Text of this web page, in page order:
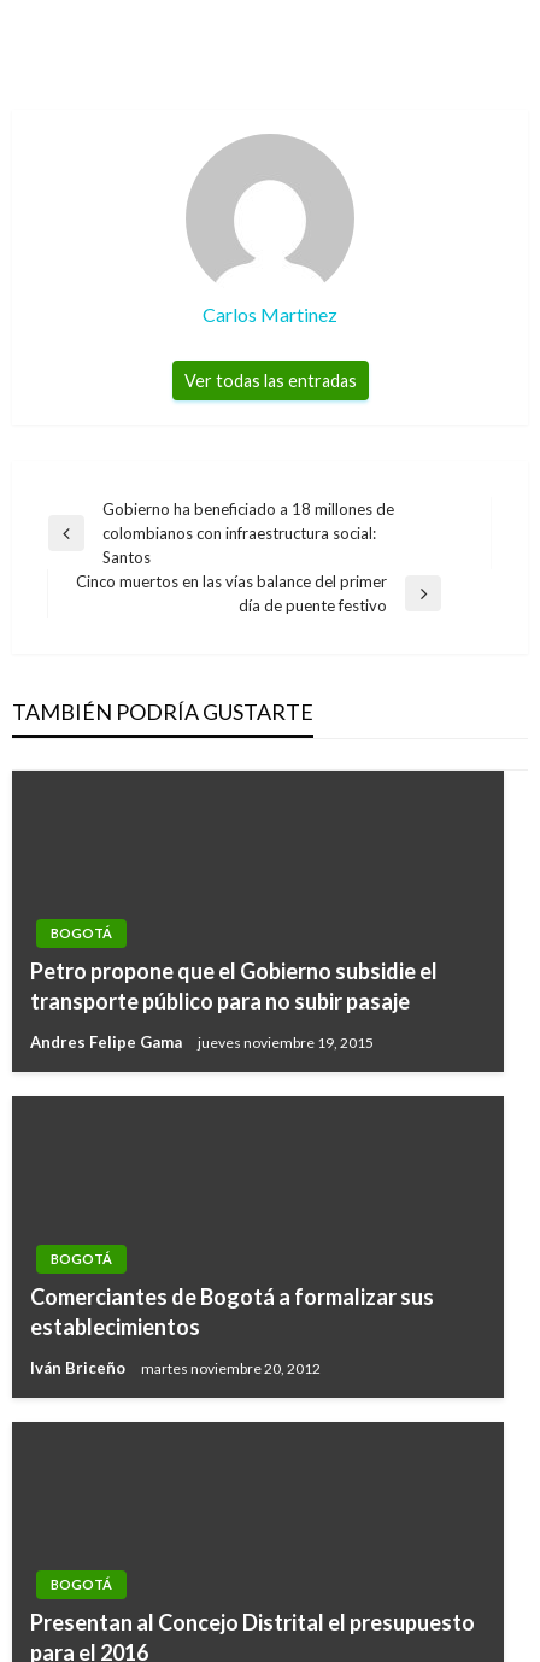
Carlos Martinez
Ver todas las entradas
Navegación
de
entradas
Entrada
anterior
Gobierno ha beneficiado a 18 millones de
colombianos con infraestructura social:
Santos
Cinco muertos en las vías balance del primer
día de puente festivo
TAMBIÉN PODRÍA GUSTARTE
BOGOTÁ
Petro propone que el Gobierno subsidie el
transporte público para no subir pasaje
Andres Felipe Gama jueves noviembre 19, 2015
BOGOTÁ
Comerciantes de Bogotá a formalizar sus
establecimientos
Iván Briceño martes noviembre 20, 2012
BOGOTÁ
Presentan al Concejo Distrital el presupuesto
para el 2016